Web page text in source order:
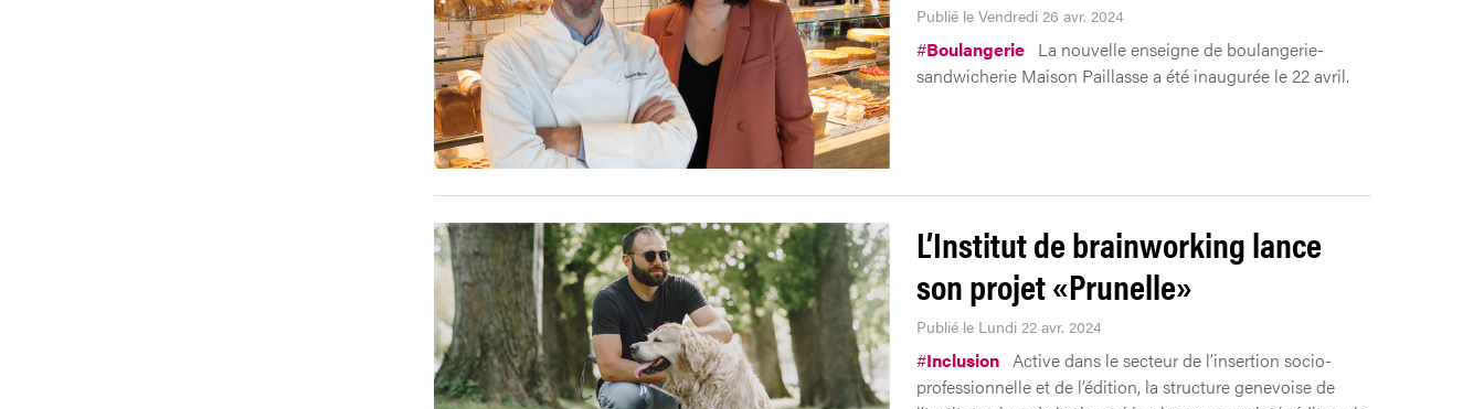
Publié le Vendredi 26 avr. 2024
#Boulangerie La nouvelle enseigne de boulangerie-
sandwicherie Maison Paillasse a été inaugurée le 22 avril.
L’Institut de brainworking lance
son projet «Prunelle»
Publié le Lundi 22 avr. 2024
#Inclusion Active dans le secteur de l’insertion socio-
professionnelle et de l’édition, la structure genevoise de